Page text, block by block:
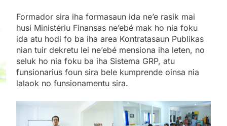
Formador sira iha formasaun ida ne’e rasik mai
husi Ministériu Finansas ne’ebé mak ho nia foku
ida atu hodi fo ba iha area Kontratasaun Publikas
nian tuir dekretu lei ne’ebé mensiona iha leten, no
seluk ho nia foku ba iha Sistema GRP, atu
funsionarius foun sira bele kumprende oinsa nia
lalaok no funsionamentu sira.